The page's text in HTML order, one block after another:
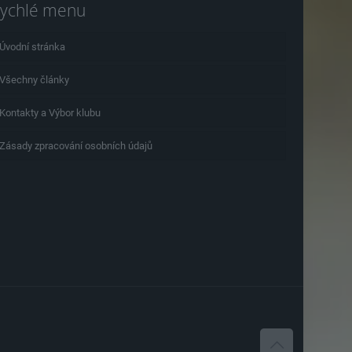
menu
stránka
články
a Výbor klubu
zpracování osobních údajů